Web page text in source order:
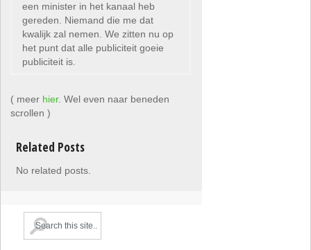
een minister in het kanaal heb
gereden. Niemand die me dat
kwalijk zal nemen. We zitten nu op
het punt dat alle publiciteit goeie
publiciteit is.
( meer hier. Wel even naar beneden
scrollen )
Related Posts
No related posts.